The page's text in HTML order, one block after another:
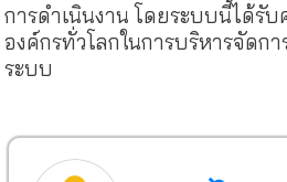
การดำเนินงาน โดยระบบนี้ได้รับ
องค์กรทั่วโลกในการบริหารจัดก
ระบบ